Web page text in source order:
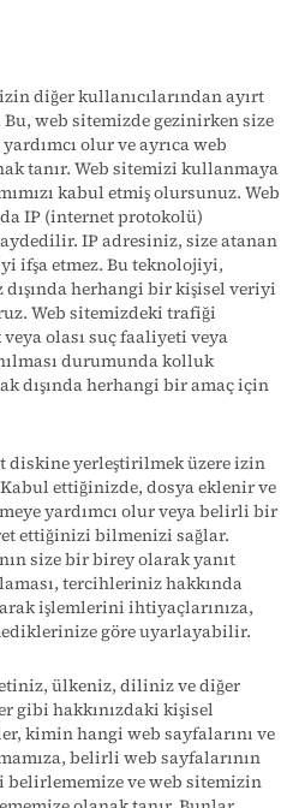
diğer kullanıcılarından ayırt
web sitemizde gezinirken size
olur ve ayrıca web
tanır. Web sitemizi kullanmaya
kabul etmiş olursunuz. Web
IP (internet protokolü)
IP adresiniz, size atanan
ifşa etmez. Bu teknolojiyi,
herhangi bir kişisel veriyi
Web sitemizdeki trafiği
olası suç faaliyeti veya
durumunda kolluk
dışında herhangi bir amaç için
diskine yerleştirilmek üzere izin
ettiğinizde, dosya eklenir ve
yardımcı olur veya belirli bir
ettiğinizi bilmenizi sağlar.
size bir birey olarak yanıt
tercihleriniz hakkında
işlemlerini ihtiyaçlarınıza,
göre uyarlayabilir.
ülkeniz, diliniz ve diğer
gibi hakkınızdaki kişisel
kimin hangi web sayfalarını ve
belirli web sayfalarının
belirlememize ve web sitemizin